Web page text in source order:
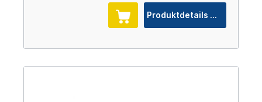
Produktdetails